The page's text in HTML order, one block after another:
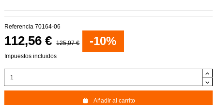
Referencia 70164-06
112,56 € 125,07 € -10%
Impuestos incluidos
Añadir al carrito